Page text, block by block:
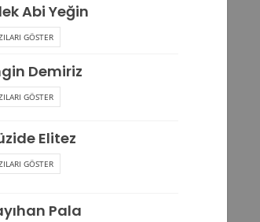
Abi Yeğin
GÖSTER
Demiriz
GÖSTER
Elitez
GÖSTER
Pala